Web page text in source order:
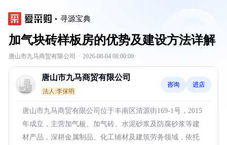
寻源宝典
加气块砖样板房的优势及建设方法详解
唐山市九马商贸有限公司 · 2026-08-04 08:00:00
唐山市九马商贸有限公司
法人:李保明
咨询 进店
唐山市九马商贸有限公司位于丰南区清源街169-1号，2015
年成立，主营加气板、加气砖、水泥砂浆及防腐砂浆等建
材产品，深耕金属制品、化工辅材及建筑劳务领域，依托